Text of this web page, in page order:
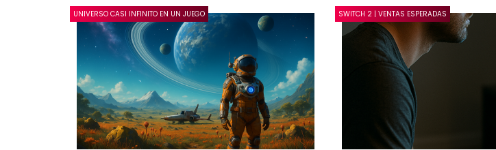
UNIVERSO CASI INFINITO EN UN JUEGO SWITCH 2 | VENTAS ESPERADAS